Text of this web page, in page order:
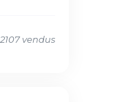
2107 vendus